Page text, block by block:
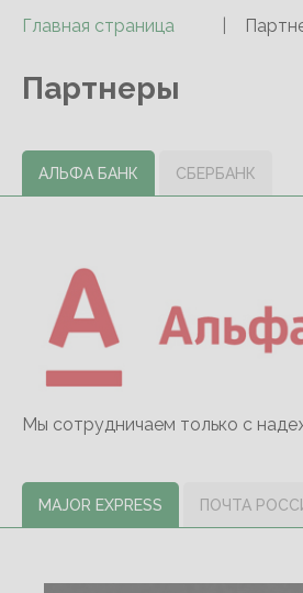
Главная страница
Партнеры
АЛЬФА БАНК СБЕРБАНК
Мы сотрудничаем только с
MAJOR EXPRESS ПОЧТА